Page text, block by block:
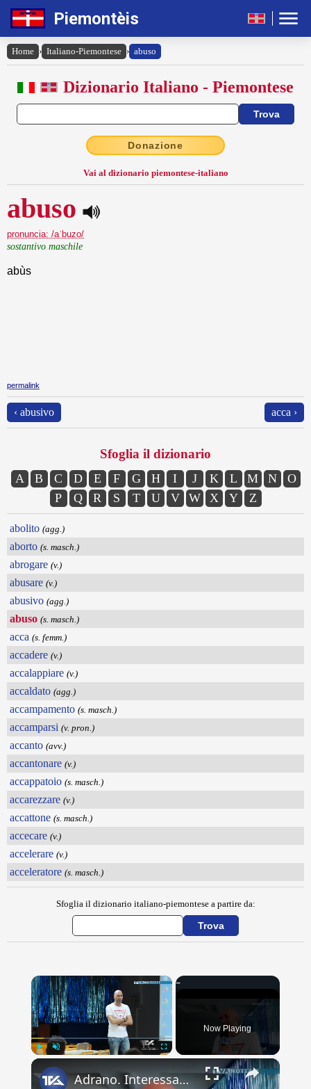
Piemontèis
Home › Italiano-Piemontese › abuso
Dizionario Italiano - Piemontese
Donazione
Vai al dizionario piemontese-italiano
abuso
pronuncia: /aˈbuzo/
sostantivo maschile
abùs
permalink
‹ abusivo acca ›
Sfoglia il dizionario
A B C D E F G H I J K L M N
O
P
Q R S T U V W X Y Z
abolito (agg.)
aborto (s. masch.)
abrogare (v.)
abusare (v.)
abusivo (agg.)
abuso (s. masch.)
acca (s. femm.)
accadere (v.)
accalappiare (v.)
accaldato (agg.)
accampamento (s. masch.)
accamparsi (v. pron.)
accanto (avv.)
accantonare (v.)
accappatoio (s. masch.)
accarezzare (v.)
accattone (s. masch.)
accecare (v.)
accelerare (v.)
acceleratore (s. masch.)
Sfoglia il dizionario italiano-piemontese a partire da:
×
Now Playing
×
Adrano. Interessante incontro al liceo “Verga” con il prof. Fabio Gamberini. Studenti del Linguistic